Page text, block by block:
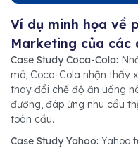
Ví dụ minh họa về
Marketing của các
Case Study Coca-Cola:
mô, Coca-Cola nhận thấy
thay đổi chế độ ăn uống
đường, đáp ứng nhu cầu
toàn cầu.
Case Study Yahoo: Yahoo